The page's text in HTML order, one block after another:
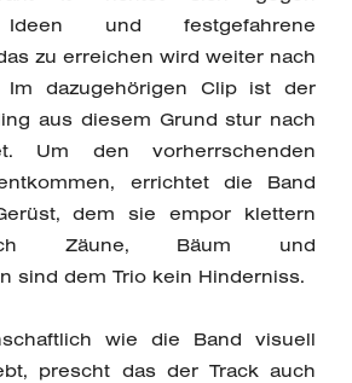
Ideen und festgefahrene
zu erreichen wird weiter nach
Im dazugehörigen Clip ist der
aus diesem Grund stur nach
Um den vorherrschenden
errichtet die Band
dem sie empor klettern
Zäune, Bäum und
sind dem Trio kein Hinderniss.
wie die Band visuell
prescht das der Track auch